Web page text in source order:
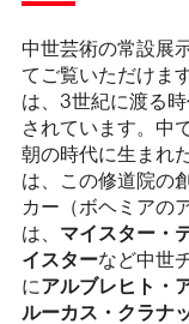
中世芸術の常設展示
てご覧いただけま
は、3世紀に渡る
されています。中
朝の時代に生まれ
は、この修道院の
カー（ボヘミアの
は、 マイスター・
イスターなど中世
にアルブレヒト・
ルーカス・クラナ